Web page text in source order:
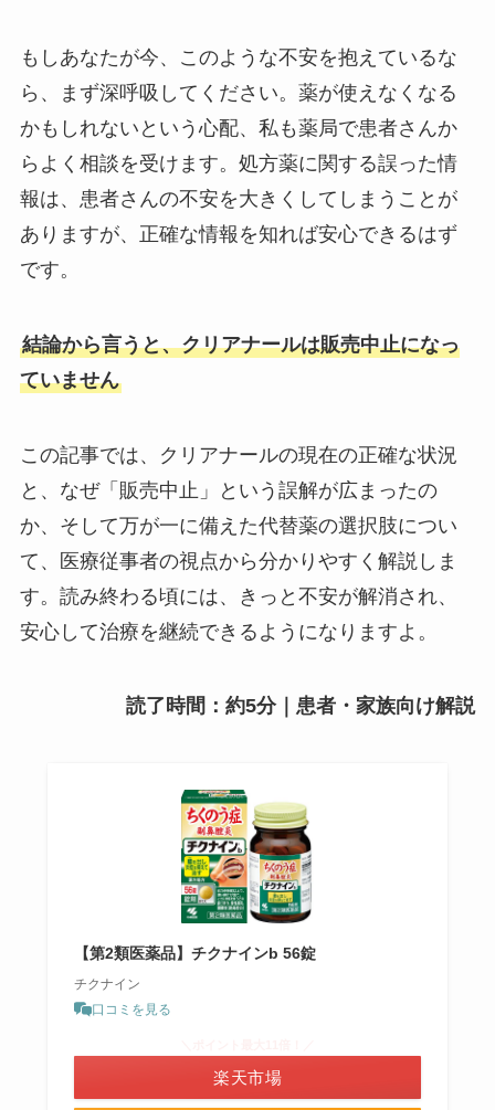
もしあなたが今、このような不安を抱えているな
ら、まず深呼吸してください。薬が使えなくなる
かもしれないという心配、私も薬局で患者さんか
らよく相談を受けます。処方薬に関する誤った情
報は、患者さんの不安を大きくしてしまうことが
ありますが、正確な情報を知れば安心できるはず
です。
結論から言うと、クリアナールは販売中止になっ
ていません
この記事では、クリアナールの現在の正確な状況
と、なぜ「販売中止」という誤解が広まったの
か、そして万が一に備えた代替薬の選択肢につい
て、医療従事者の視点から分かりやすく解説しま
す。読み終わる頃には、きっと不安が解消され、
安心して治療を継続できるようになりますよ。
読了時間：約5分｜患者・家族向け解説
【第2類医薬品】チクナインb 56錠
チクナイン
口コミを見る
楽天市場